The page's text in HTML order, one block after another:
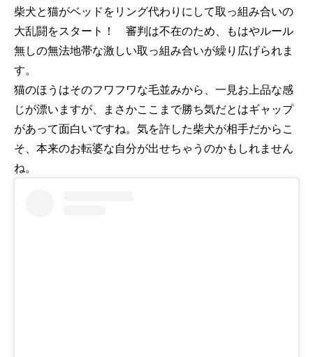
柴犬と猫がベッドをリング代わりにして取っ組み合いの
大乱闘をスタート！ 審判は不在のため、もはやルール
無しの無法地帯な激しい取っ組み合いが繰り広げられま
す。
猫のほうはそのフワフワな毛並みから、一見お上品な感
じが漂いますが、まさかここまで勝ち気だとはギャップ
があって面白いですね。気を許した柴犬が相手だからこ
そ、本来のお転婆な自分が出せちゃうのかもしれません
ね。